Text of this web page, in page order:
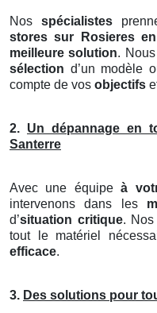
Nosspécialistes
stores sur Rosieres
meilleure solution.
sélection d’un modèle
compte de vos objectifs
2. Un dépannage en
Santerre
Avec une équipeà
intervenons dans les
d’situation critique. Nos
tout le matériel
efficace.
3. Des solutions pour